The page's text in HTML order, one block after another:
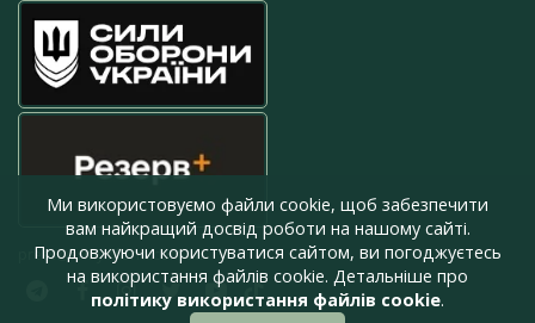
press@armyinform.com.ua
Ми використовуємо файли cookie, щоб забезпечити
вам найкращий досвід роботи на нашому сайті.
Продовжуючи користуватися сайтом, ви погоджуєтесь
на використання файлів cookie. Детальніше про
політику використання файлів cookie.